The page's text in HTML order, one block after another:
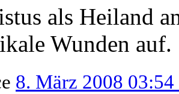
als Heiland
Wunden auf.
8. März 2008 03:54